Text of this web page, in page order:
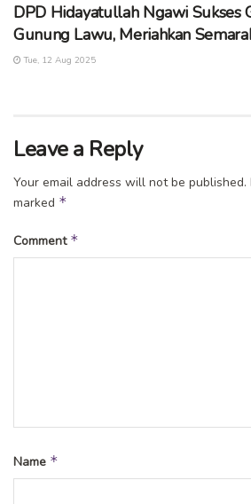
DPD Hidayatullah Ngawi Sukses
Gunung Lawu, Meriahkan
Tue, 12 Aug 2025
Leave a Reply
Your email address will not be published.
marked *
Comment *
Name *